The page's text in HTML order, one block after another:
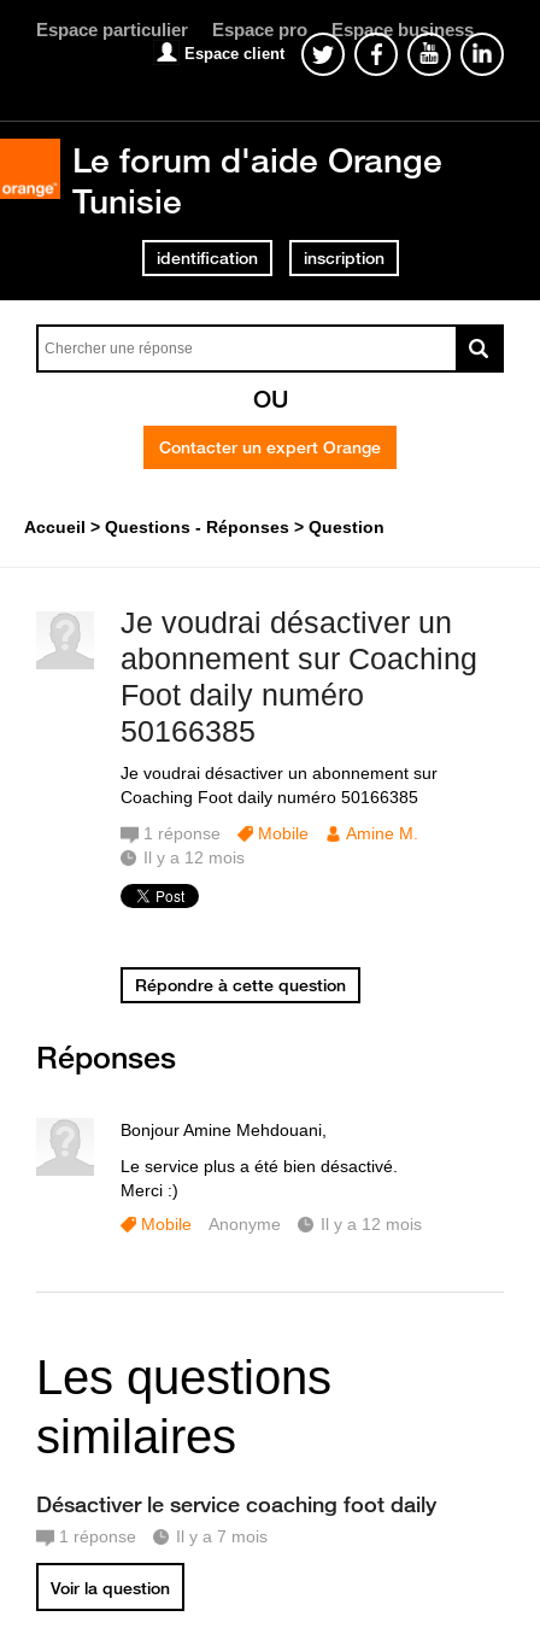
Espace particulier Espace pro Espace business
Espace client
Le forum d'aide Orange
Tunisie
identification inscription
OU
Contacter un expert Orange
Accueil Questions - Réponses Question
Je voudrai désactiver un
abonnement sur Coaching
Foot daily numéro
50166385
Je voudrai désactiver un abonnement sur
Coaching Foot daily numéro 50166385
1 réponse Mobile
Amine M.
Il y a 12 mois
Répondre à cette question
Réponses
Bonjour Amine Mehdouani,
Le service plus a été bien désactivé.
Merci :)
Mobile
Anonyme Il y a 12 mois
Les questions
similaires
Désactiver le service coaching foot daily
1 réponse Il y a 7 mois
Voir la question